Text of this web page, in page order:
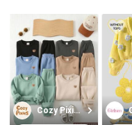
Cozy Pixies